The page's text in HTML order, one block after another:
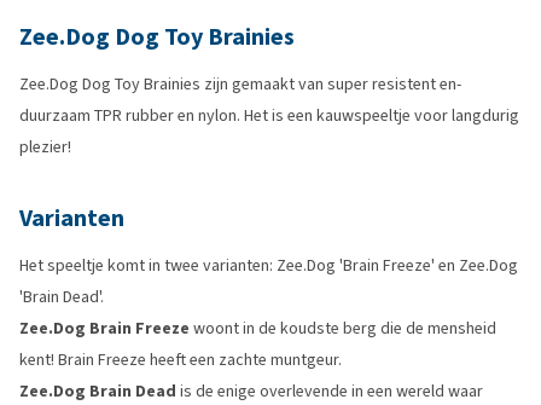
Zee.Dog Dog Toy Brainies
Zee.Dog Dog Toy Brainies zijn gemaakt van super resistent en-
duurzaam TPR rubber en nylon. Het is een kauwspeeltje voor langdurig
plezier!
Varianten
Het speeltje komt in twee varianten: Zee.Dog 'Brain Freeze' en Zee.Dog
'Brain Dead'.
Zee.Dog Brain Freeze woont in de koudste berg die de mensheid
kent! Brain Freeze heeft een zachte muntgeur.
Zee.Dog Brain Dead is de enige overlevende in een wereld waar